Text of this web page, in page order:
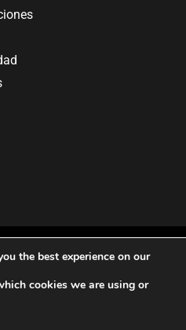
All rights reserved.
the best experience on our
cookies we are using or